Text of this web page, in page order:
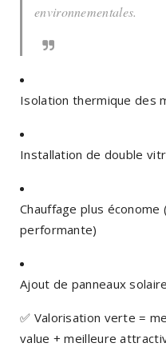
environnementales.
Isolation thermique des
Installation de double
Chauffage plus économe
performante)
Ajout de panneaux
✅ Valorisation verte =
value + meilleure